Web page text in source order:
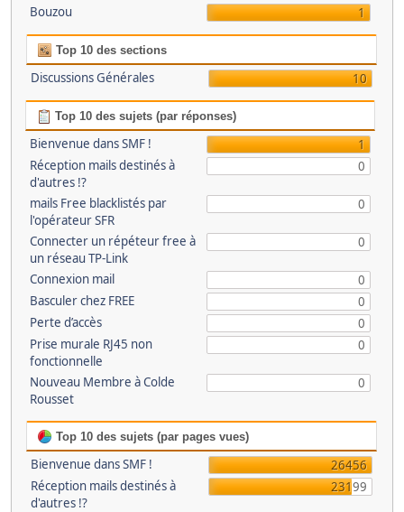
Bouzou
1
Top 10 des sections
Discussions Générales 10
Top 10 des sujets (par réponses)
Bienvenue dans SMF !
1
Réception mails destinés à
d'autres !?
0
mails Free blacklistés par
l'opérateur SFR
0
Connecter un répéteur free à
un réseau TP-Link
0
Connexion mail
0
Basculer chez FREE
0
Perte d’accès
0
Prise murale RJ45 non
fonctionnelle
0
Nouveau Membre à Colde
Rousset
0
Top 10 des sujets (par pages vues)
Bienvenue dans SMF !
26456
Réception mails destinés à
d'autres !?
23199